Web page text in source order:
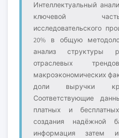
Интеллектуальный
ключевой
исследовательского
20% в общую
анализ структуры
отраслевых
макроэкономических
доли выручки
Соответствующие
платных и
создания надёжной
информация затем